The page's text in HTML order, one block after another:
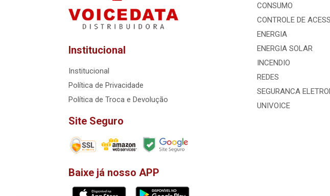
Institucional
Institucional
Política de Privacidade
Política de Troca e Devolução
Site Seguro
Baixe já nosso APP
CONSUMO
CONTROLE DE
ENERGIA
ENERGIA SOLAR
INCENDIO
REDES
SEGURANCA
UNIVOICE